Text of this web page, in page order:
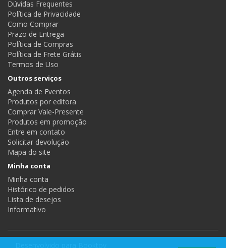
Dúvidas Frequentes
Política de Privacidade
Como Comprar
Prazo de Entrega
Política de Compras
Política de Frete Grátis
Termos de Uso
Outros serviços
Agenda de Eventos
Produtos por editora
Comprar Vale-Presente
Produtos em promoção
Entre em contato
Solicitar devolução
Mapa do site
Minha conta
Minha conta
Histórico de pedidos
Lista de desejos
Informativo